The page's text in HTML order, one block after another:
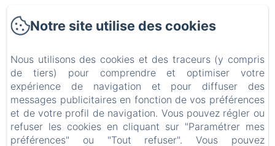
Plan du site
Blog
Mentions légales
Notre site utilise des cookies
Nous utilisons des cookies et des traceurs (y compris
de tiers) pour comprendre et optimiser votre
expérience de navigation et pour diffuser des
messages publicitaires en fonction de vos préférences
et de votre profil de navigation. Vous pouvez régler ou
refuser les cookies en cliquant sur "Paramétrer mes
préférences" ou "Tout refuser". Vous pouvez